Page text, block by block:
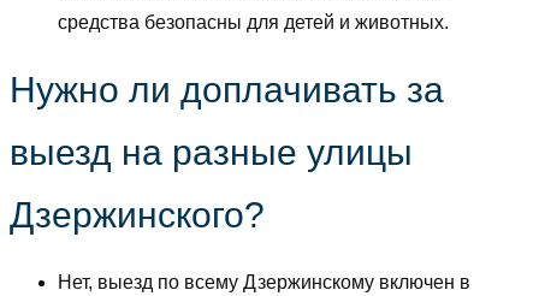
средства безопасны для детей и животных.
Нужно ли доплачивать за
выезд на разные улицы
Дзержинского?
Нет, выезд по всему Дзержинскому включен в